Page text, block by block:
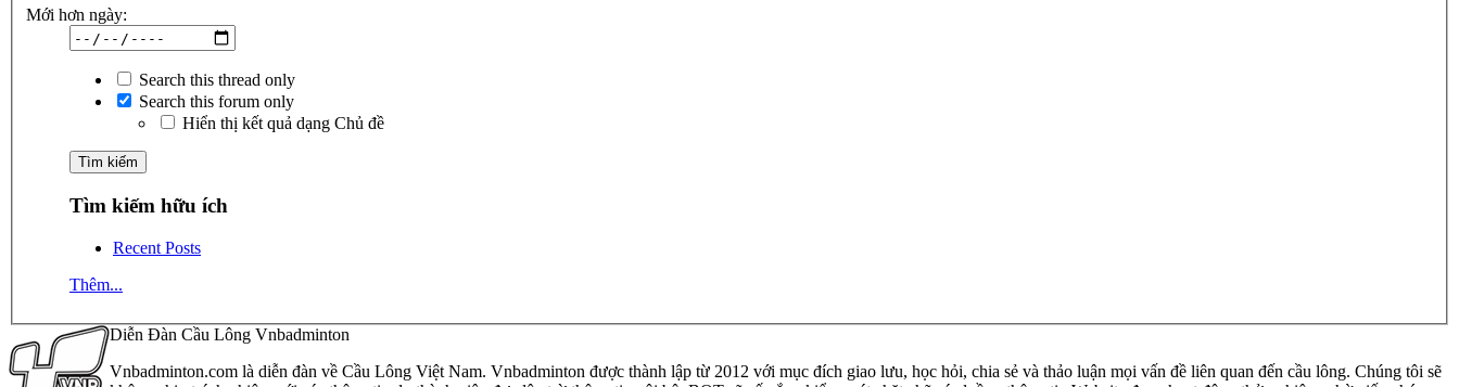
Mới hơn ngày:
Search this thread only
Search this forum only
Hiển thị kết quả dạng Chủ đề
Tìm kiếm hữu ích
Recent Posts
Thêm...
Diễn Đàn Cầu Lông Vnbadminton
Vnbadminton.com là diễn đàn về Cầu Lông Việt Nam. Vnbadminton được thành lập từ 2012 với mục đích giao lưu, học hỏi, chia sẻ và thảo luận mọi vấn đề liên quan đến cầu lông. Chúng tôi sẽ